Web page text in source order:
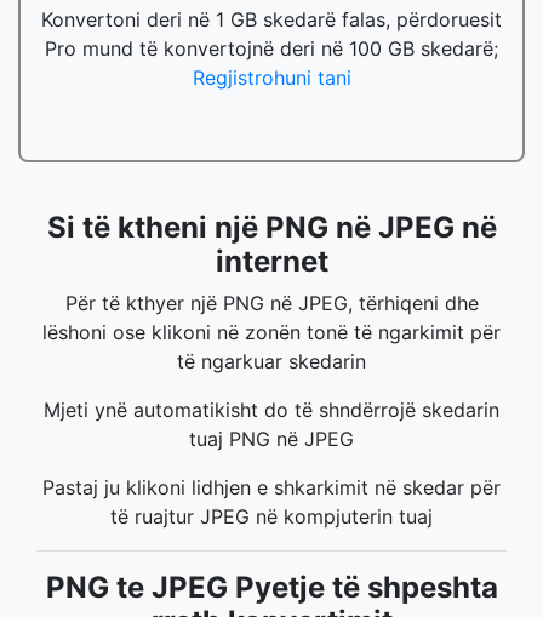
Konvertoni deri në 1 GB skedarë falas, përdoruesit
Pro mund të konvertojnë deri në 100 GB skedarë;
Regjistrohuni tani
Si të ktheni një PNG në JPEG në
internet
Për të kthyer një PNG në JPEG, tërhiqeni dhe
lëshoni ose klikoni në zonën tonë të ngarkimit për
të ngarkuar skedarin
Mjeti ynë automatikisht do të shndërrojë skedarin
tuaj PNG në JPEG
Pastaj ju klikoni lidhjen e shkarkimit në skedar për
të ruajtur JPEG në kompjuterin tuaj
PNG te JPEG Pyetje të shpeshta